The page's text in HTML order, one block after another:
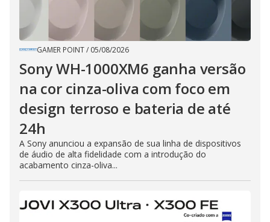
GAMER POINT/ 05/08/2026
Sony WH-1000XM6 ganha versão
na cor cinza-oliva com foco em
design terroso e bateria de até
24h
A Sony anunciou a expansão de sua linha de dispositivos
de áudio de alta fidelidade com a introdução do
acabamento cinza-oliva...